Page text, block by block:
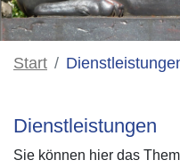
Start
Dienstleistungen
Sie können hier das